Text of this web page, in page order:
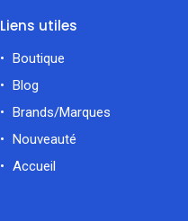
Liens utiles
Boutique
Blog
Brands/Marques
Nouveauté
Accueil